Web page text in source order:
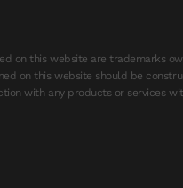
on this website are trademarks
on this website should be
with any products or services